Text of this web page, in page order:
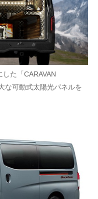
た「CARAVAN
な可動式太陽光パネルを